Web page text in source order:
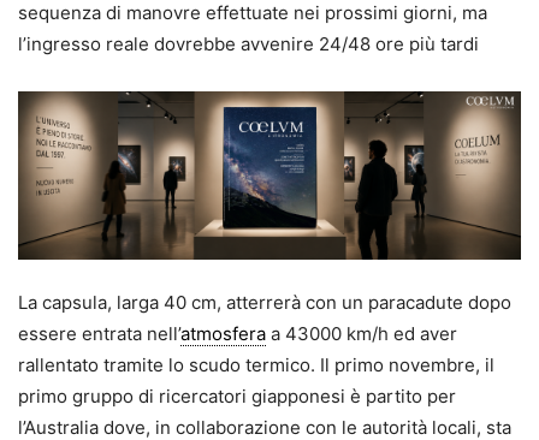
sequenza di manovre effettuate nei prossimi giorni, ma
l’ingresso reale dovrebbe avvenire 24/48 ore più tardi
La capsula, larga 40 cm, atterrerà con un paracadute dopo
essere entrata nell’atmosfera a 43000 km/h ed aver
rallentato tramite lo scudo termico. Il primo novembre, il
primo gruppo di ricercatori giapponesi è partito per
l’Australia dove, in collaborazione con le autorità locali, sta